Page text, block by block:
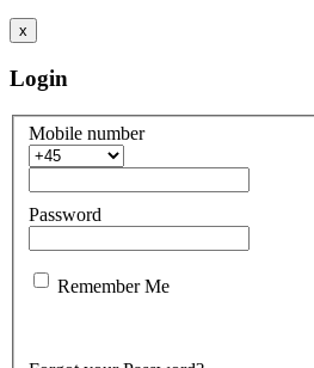
x
Login
Mobile number
Password
Remember Me